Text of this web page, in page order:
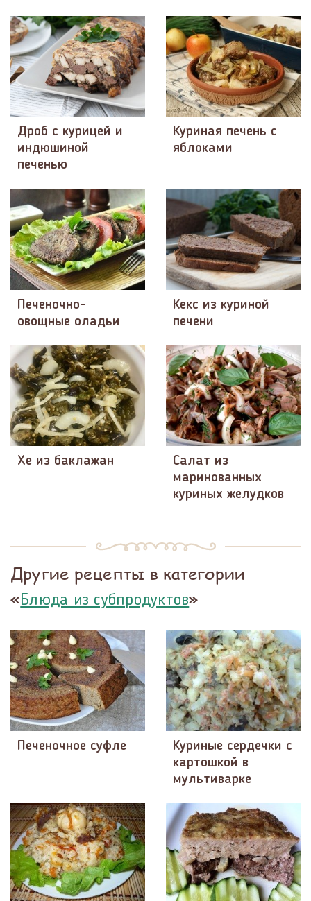
Дроб с курицей и
индюшиной
печенью
Куриная печень с
яблоками
Печеночно-
овощные оладьи
Кекс из куриной
печени
Хе из баклажан
Салат из
маринованных
куриных желудков
Другие рецепты в категории
«Блюда из субпродуктов»
Печеночное суфле
Куриные сердечки с
картошкой в
мультиварке